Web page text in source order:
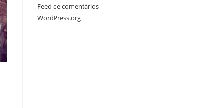
Feed de comentários
WordPress.org